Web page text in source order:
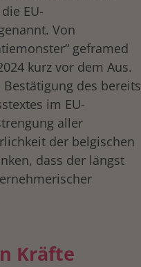
EU-
Von
geframed
kurz vor dem Aus.
des bereits
im EU-
aller
der belgischen
dass der längst
Kräfte